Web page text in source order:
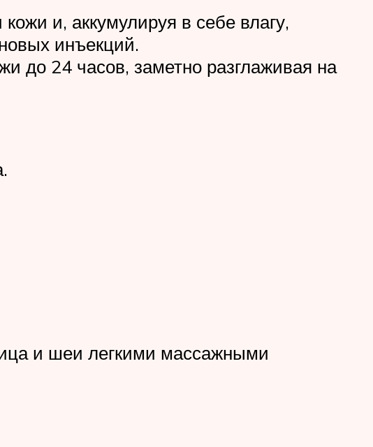
и, аккумулируя в себе влагу,
инъекций.
до 24 часов, заметно разглаживая на
и шеи легкими массажными